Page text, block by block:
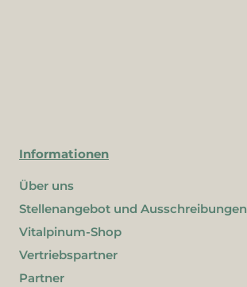
Informationen
Über uns
Stellenangebot und Ausschreibungen
Vitalpinum-Shop
Vertriebspartner
Partner